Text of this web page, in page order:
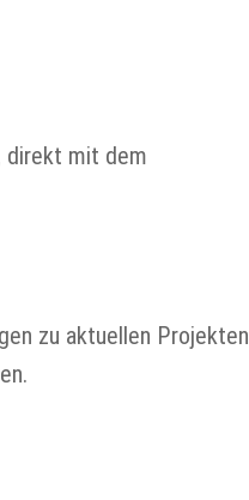
direkt mit dem
zu aktuellen Projekten